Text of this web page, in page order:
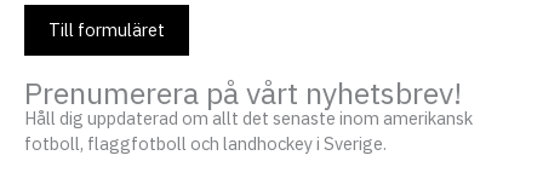
Till formuläret
Prenumerera på vårt nyhetsbrev!
Håll dig uppdaterad om allt det senaste inom amerikansk
fotboll, flaggfotboll och landhockey i Sverige.